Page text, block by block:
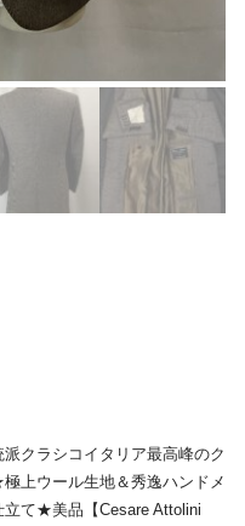
クラシコイタリア最高峰のク
上ウール生地＆秀逸ハンドメ
て★美品【Cesare Attolini